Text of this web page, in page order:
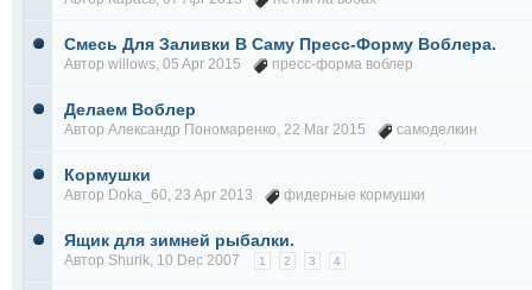
Смесь Для Заливки В Саму Пресс-Форму Воблера.
Автор willows, 05 Apr 2015 пресс-форма воблер
Делаем Воблер
Автор Александр Пономаренко, 22 Mar 2015 самоделкин
Кормушки
Автор Doka_60, 23 Apr 2013 фидерные кормушки
Ящик для зимней рыбалки.
Автор Shurik, 10 Dec 2007 1 2 3 4